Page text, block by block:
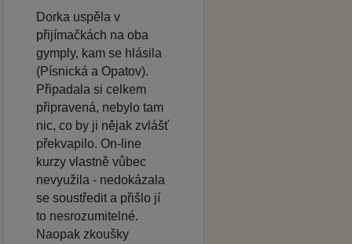
Dorka uspěla v
přijímačkách na oba
gymply, kam se hlásila
(Písnická a Opatov).
Připadala si celkem
připravená, nebylo tam
nic, co by ji nějak zvlášť
překvapilo. On-line
kurzy vlastně vůbec
nevyužila - nedokázala
se soustředit a přišlo jí
to nesrozumitelné.
Naopak zkoušky